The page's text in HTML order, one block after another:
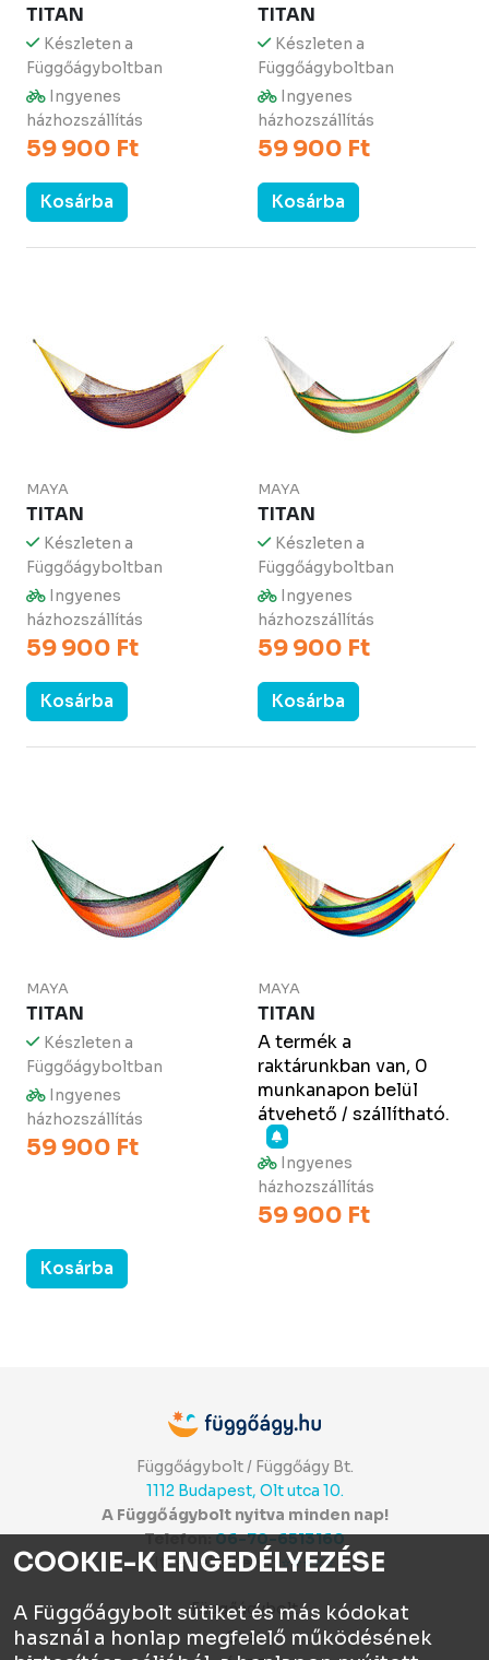
TITAN
Készleten a
Függőágyboltban
Ingyenes
házhozszállítás
59 900 Ft
Kosárba
TITAN
Készleten a
Függőágyboltban
Ingyenes
házhozszállítás
59 900 Ft
Kosárba
MAYA
TITAN
Készleten a
Függőágyboltban
Ingyenes
házhozszállítás
59 900 Ft
Kosárba
MAYA
TITAN
Készleten a
Függőágyboltban
Ingyenes
házhozszállítás
59 900 Ft
Kosárba
MAYA
TITAN
Készleten a
Függőágyboltban
Ingyenes
házhozszállítás
59 900 Ft
Kosárba
MAYA
TITAN
A termék a
raktárunkban van, 0
munkanapon belül
átvehető / szállítható.
Ingyenes
házhozszállítás
59 900 Ft
Függőágybolt / Függőágy Bt.
1112 Budapest, Olt utca 10.
A Függőágybolt nyitva minden nap!
Telefon:06-70-6513160
Itt értékelhetsz:⭐⭐⭐⭐⭐
Függőágybolt
Chat
COOKIE-K ENGEDÉLYEZÉSE
A Függőágybolt sütiket és más kódokat
használ a honlap megfelelő működésének